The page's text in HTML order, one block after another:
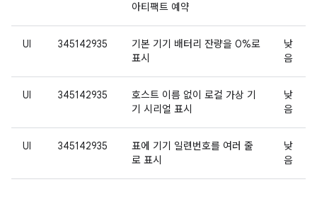
아티팩트 예약
UI 345142935
기본 기기 배터리 잔량을 0%로
표시
낮
음
UI 345142935
호스트 이름 없이 로컬 가상 기
기 시리얼 표시
낮
음
UI 345142935
표에 기기 일련번호를 여러 줄
로 표시
낮
음